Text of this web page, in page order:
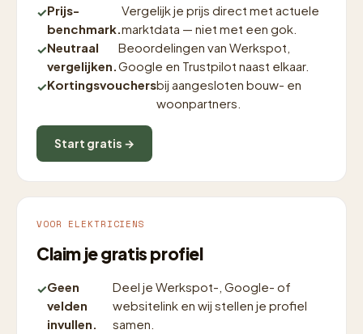
Prijs-
benchmark.
Vergelijk je prijs direct met actuele
marktdata — niet met een gok.
Neutraal
vergelijken.
Beoordelingen van Werkspot,
Google en Trustpilot naast elkaar.
Kortingsvouchersbij aangesloten bouw- en
woonpartners.
Start gratis →
VOOR ELEKTRICIENS
Claim je gratis profiel
Geen
velden
invullen.
Deel je Werkspot-, Google- of
websitelink en wij stellen je profiel
samen.